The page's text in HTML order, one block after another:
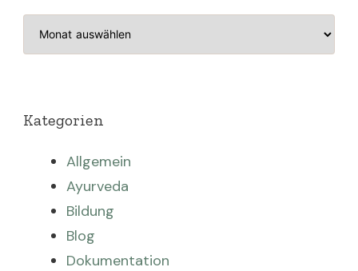
Archiv
Kategorien
Allgemein
Ayurveda
Bildung
Blog
Dokumentation